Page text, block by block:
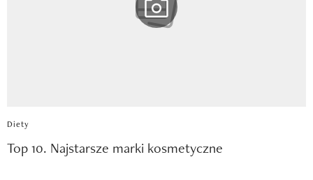
Diety
Top 10. Najstarsze marki kosmetyczne